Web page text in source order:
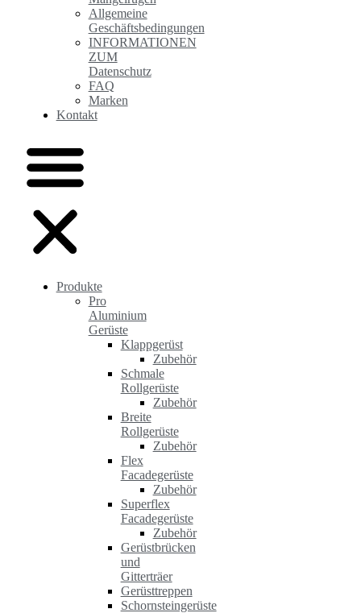
Allgemeine
Geschäftsbedingungen
INFORMATIONEN
ZUM
Datenschutz
FAQ
Marken
Kontakt
Produkte
Pro
Aluminium
Gerüste
Klappgerüst
Zubehör
Schmale
Rollgerüste
Zubehör
Breite
Rollgerüste
Zubehör
Flex
Facadegerüste
Zubehör
Superflex
Facadegerüste
Zubehör
Gerüstbrücken
und
Gitterträer
Gerüsttreppen
Schornsteingerüste